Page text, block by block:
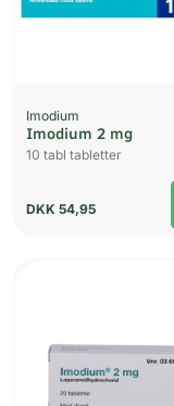
Imodium
Imodium 2 mg
10 tabl tabletter
DKK 54,95